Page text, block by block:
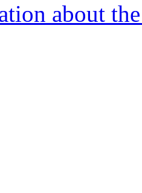
about